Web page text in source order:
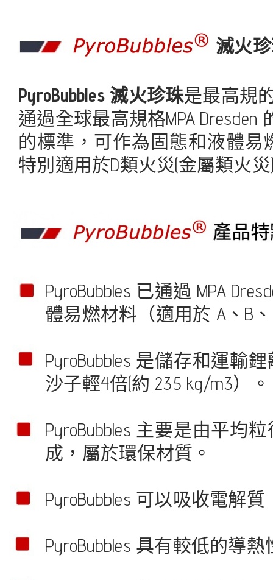
PyroBubbles 滅火珍珠是最高規
通過全球最高規格MPA
的標準，可作為固態和液體易
特別適用於D類火災(金屬類火
滅火
PyroBubbles 已通過 MPA
體易燃材料（適用於 A、B
PyroBubbles 是儲存和運輸
沙子輕4倍(約 235 kg/m3）。
PyroBubbles 主要是由平均
成，屬於環保材質。
PyroBubbles 可以吸收電解
PyroBubbles 具有較低的導